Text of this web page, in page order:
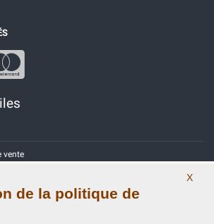
vente
X
de la politique de